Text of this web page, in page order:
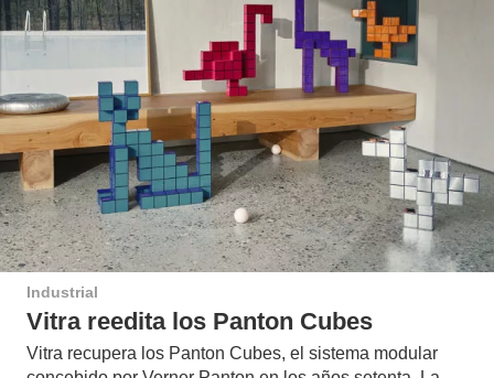
Industrial
Vitra reedita los Panton Cubes
Vitra recupera los Panton Cubes, el sistema modular